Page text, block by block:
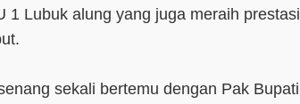
1 Lubuk alung yang juga meraih prestasi
sekali bertemu dengan Pak Bupati